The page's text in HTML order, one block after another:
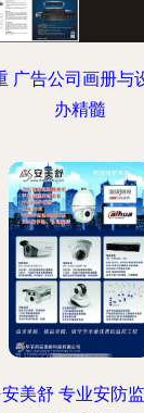
广告公司画册与
办精髓
安美舒 专业安防